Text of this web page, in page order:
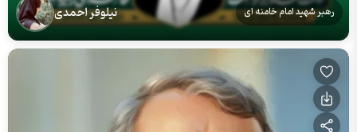
رهبر شهید امام خامنه ای نیلوفر احمدی